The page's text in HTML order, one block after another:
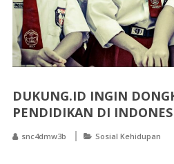
DUKUNG.ID INGIN
PENDIDIKAN DI
snc4dmw3b Sosial Kehidupan